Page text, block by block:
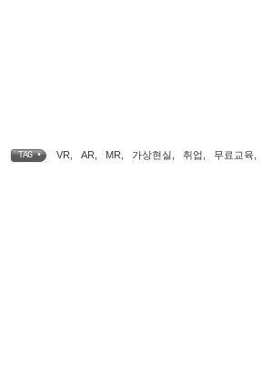
TAG • VR AR MR 가상현실 취업 무료교육